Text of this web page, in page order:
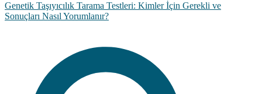
Genetik Taşıyıcılık Tarama Testleri: Kimler İçin Gerekli ve
Sonuçları Nasıl Yorumlanır?